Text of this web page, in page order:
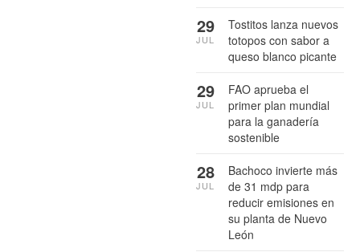
Tostitos lanza nuevos
totopos con sabor a
queso blanco picante
29
JUL
FAO aprueba el
primer plan mundial
para la ganadería
sostenible
29
JUL
Bachoco invierte más
de 31 mdp para
reducir emisiones en
su planta de Nuevo
León
28
JUL